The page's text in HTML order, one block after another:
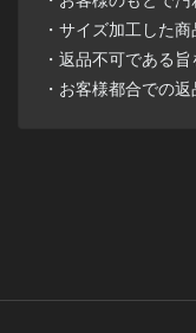
・サイズ加工した
・返品不可である
・お客様都合での